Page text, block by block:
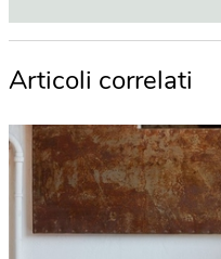
Articoli correlati